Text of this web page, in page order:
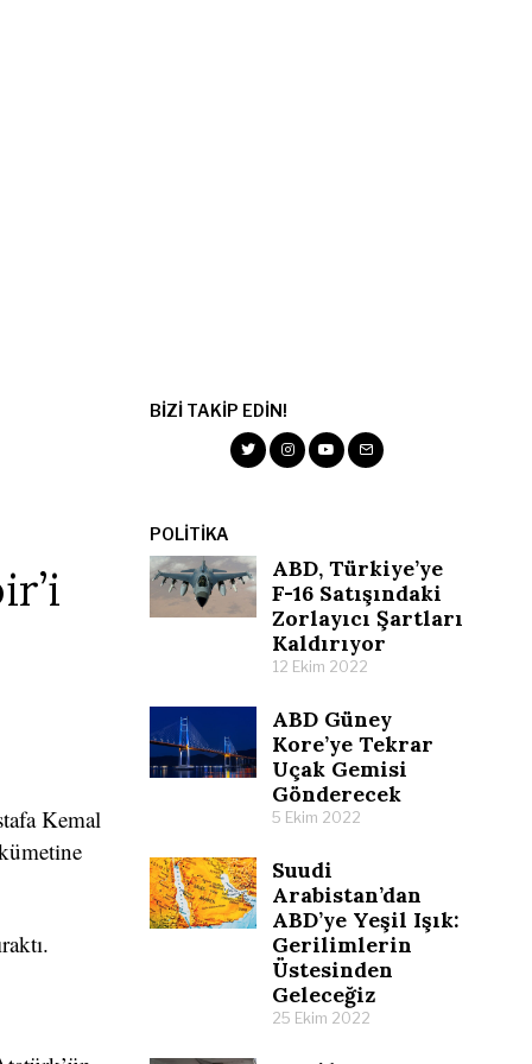
Kemal
BIZI TAKIP EDIN!
POLITIKA
ABD, Türkiye’ye
F-16 Satışındaki
Zorlayıcı Şartları
Kaldırıyor
12 Ekim 2022
ABD Güney
Kore’ye Tekrar
Uçak Gemisi
Gönderecek
5 Ekim 2022
Suudi
Arabistan’dan
ABD’ye Yeşil Işık:
Gerilimlerin
Üstesinden
Geleceğiz
25 Ekim 2022